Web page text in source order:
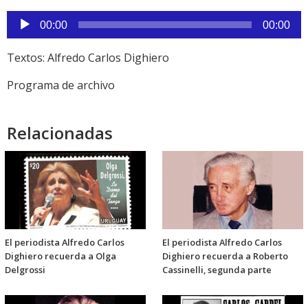
Reproductor
de
audio
00:00 00:00
Textos: Alfredo Carlos Dighiero
Programa de archivo
Relacionadas
El periodista Alfredo Carlos
Dighiero recuerda a Olga
Delgrossi
El periodista Alfredo Carlos
Dighiero recuerda a Roberto
Cassinelli, segunda parte